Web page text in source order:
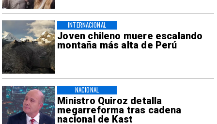
Joven chileno muere escalando
montaña más alta de Perú
INTERNACIONAL
Ministro Quiroz detalla
megarreforma tras cadena
nacional de Kast
NACIONAL